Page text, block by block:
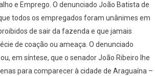
e Emprego. O denunciado João Batista de
todos os empregados foram unânimes em
de sair da fazenda e que jamais
de coação ou ameaça. O denunciado
em síntese, que o senador João Ribeiro lhe
para comparecer à cidade de Araguaína –